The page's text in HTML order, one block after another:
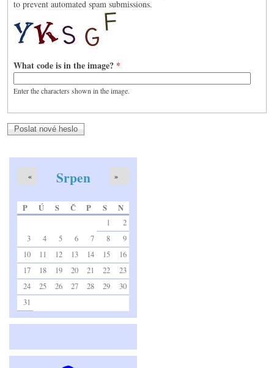
to prevent automated spam submissions.
What code is in the image? *
Enter the characters shown in the image.
Srpen
« »
P Ú S Č P S N
1
2
3
4 5 6 7 8
9
10
11 12 13 14 15
16
17
18 19 20 21 22
23
24
25 26 27 28 29
30
31